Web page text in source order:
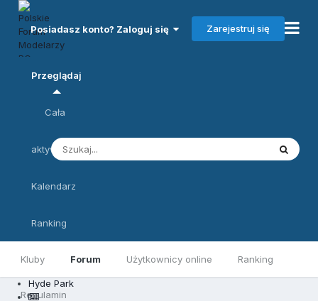
Posiadasz konto? Zaloguj się Zarejestruj się
Przeglądaj
Kluby Forum Użytkownicy online Ranking
Regulamin
Cała
aktywność
Kalendarz
Ranking
Hyde Park